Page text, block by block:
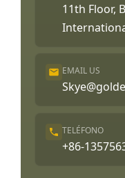
11th Floor,
EMAIL US
TELÉFONO
+86-